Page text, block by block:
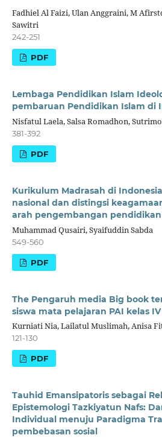
Fadhiel Al Faizi, Ulan Anggraini, M
Sawitri
242-251
PDF
Lembaga Pendidikan Islam
pembaruan Pendidikan Islam di
Nisfatul Laela, Salsa Romadhon,
381-392
PDF
Kurikulum Madrasah di
nasional dan distingsi
arah pengembangan pendidikan
Muhammad Qusairi, Syaifuddin Sabda
549-560
PDF
The Pengaruh media Big book
siswa mata pelajaran PAI kelas IV
Kurniati Nia, Lailatul Muslimah, Anisa
121-130
PDF
Tauhid Emansipatoris sebagai
Epistemologi Tazkiyatun Nafs:
Individual menuju Paradigma
pembebasan sosial